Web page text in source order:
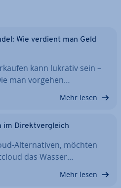
Wie verdient man Geld
kann lukrativ sein –
man vorgehen…
Mehr lesen
im Di­rekt­ver­gleich
Al­ter­na­ti­ven, möchten
das Wasser…
Mehr lesen